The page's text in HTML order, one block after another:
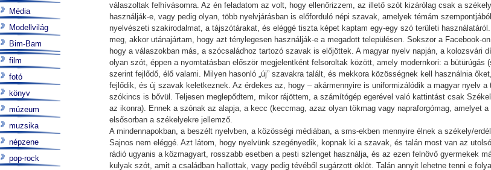
válaszoltak felhívásomra. Az én feladatom az volt, hogy ellenőrizzem, az illető szót kizárólag csak a
használják-e, vagy pedig olyan, több nyelvjárásban is előforduló népi szavak, amelyek témám
nyelvészeti szakirodalmat, a tájszótárakat, és eléggé tiszta képet kaptam egy-egy szó területi
meg, akkor utánajártam, hogy azt ténylegesen használják-e a megadott településen. Sokszor a Facebook-
hogy a válaszokban más, a szócsaládhoz tartozó szavak is előjöttek. A magyar nyelv napján, a kolozsvári
olyan szót, éppen a nyomtatásban először megjelentként felsoroltak között, amely modernkori: a bütürúgás
szerint fejlődő, élő valami. Milyen hasonló „új” szavakra talált, és mekkora közösségnek kell használnia
fejlődik, és új szavak keletkeznek. Az érdekes az, hogy – akármennyire is uniformizálódik a magyar nyelv
szókincs is bővül. Teljesen meglepődtem, mikor rájöttem, a számítógép egerével való kattintást csak
az ikonra). Ennek a szónak az alapja, a kecc (keccmag, azaz olyan tökmag vagy napraforgómag, amelyet
elsősorban a székelyekre jellemző.
A mindennapokban, a beszélt nyelvben, a közösségi médiában, a sms-ekben mennyire élnek a székely/
Sajnos nem eléggé. Azt látom, hogy nyelvünk szegényedik, kopnak ki a szavak, és talán most van az
rádió ugyanis a közmagyart, rosszabb esetben a pesti szlenget használja, és az ezen felnövő gyermekek
kulyak szót, amit a családban hallottak, vagy pedig tévéből sugárzott öklöt. Talán annyit lehetne tenni e
Média
Modellvilág
Bim-Bam
film
fotó
könyv
múzeum
muzsika
népzene
pop-rock